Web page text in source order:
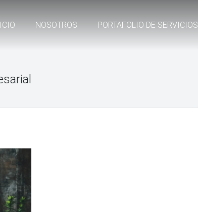
NOSOTROS PORTAFOLIO DE SERVICIOS